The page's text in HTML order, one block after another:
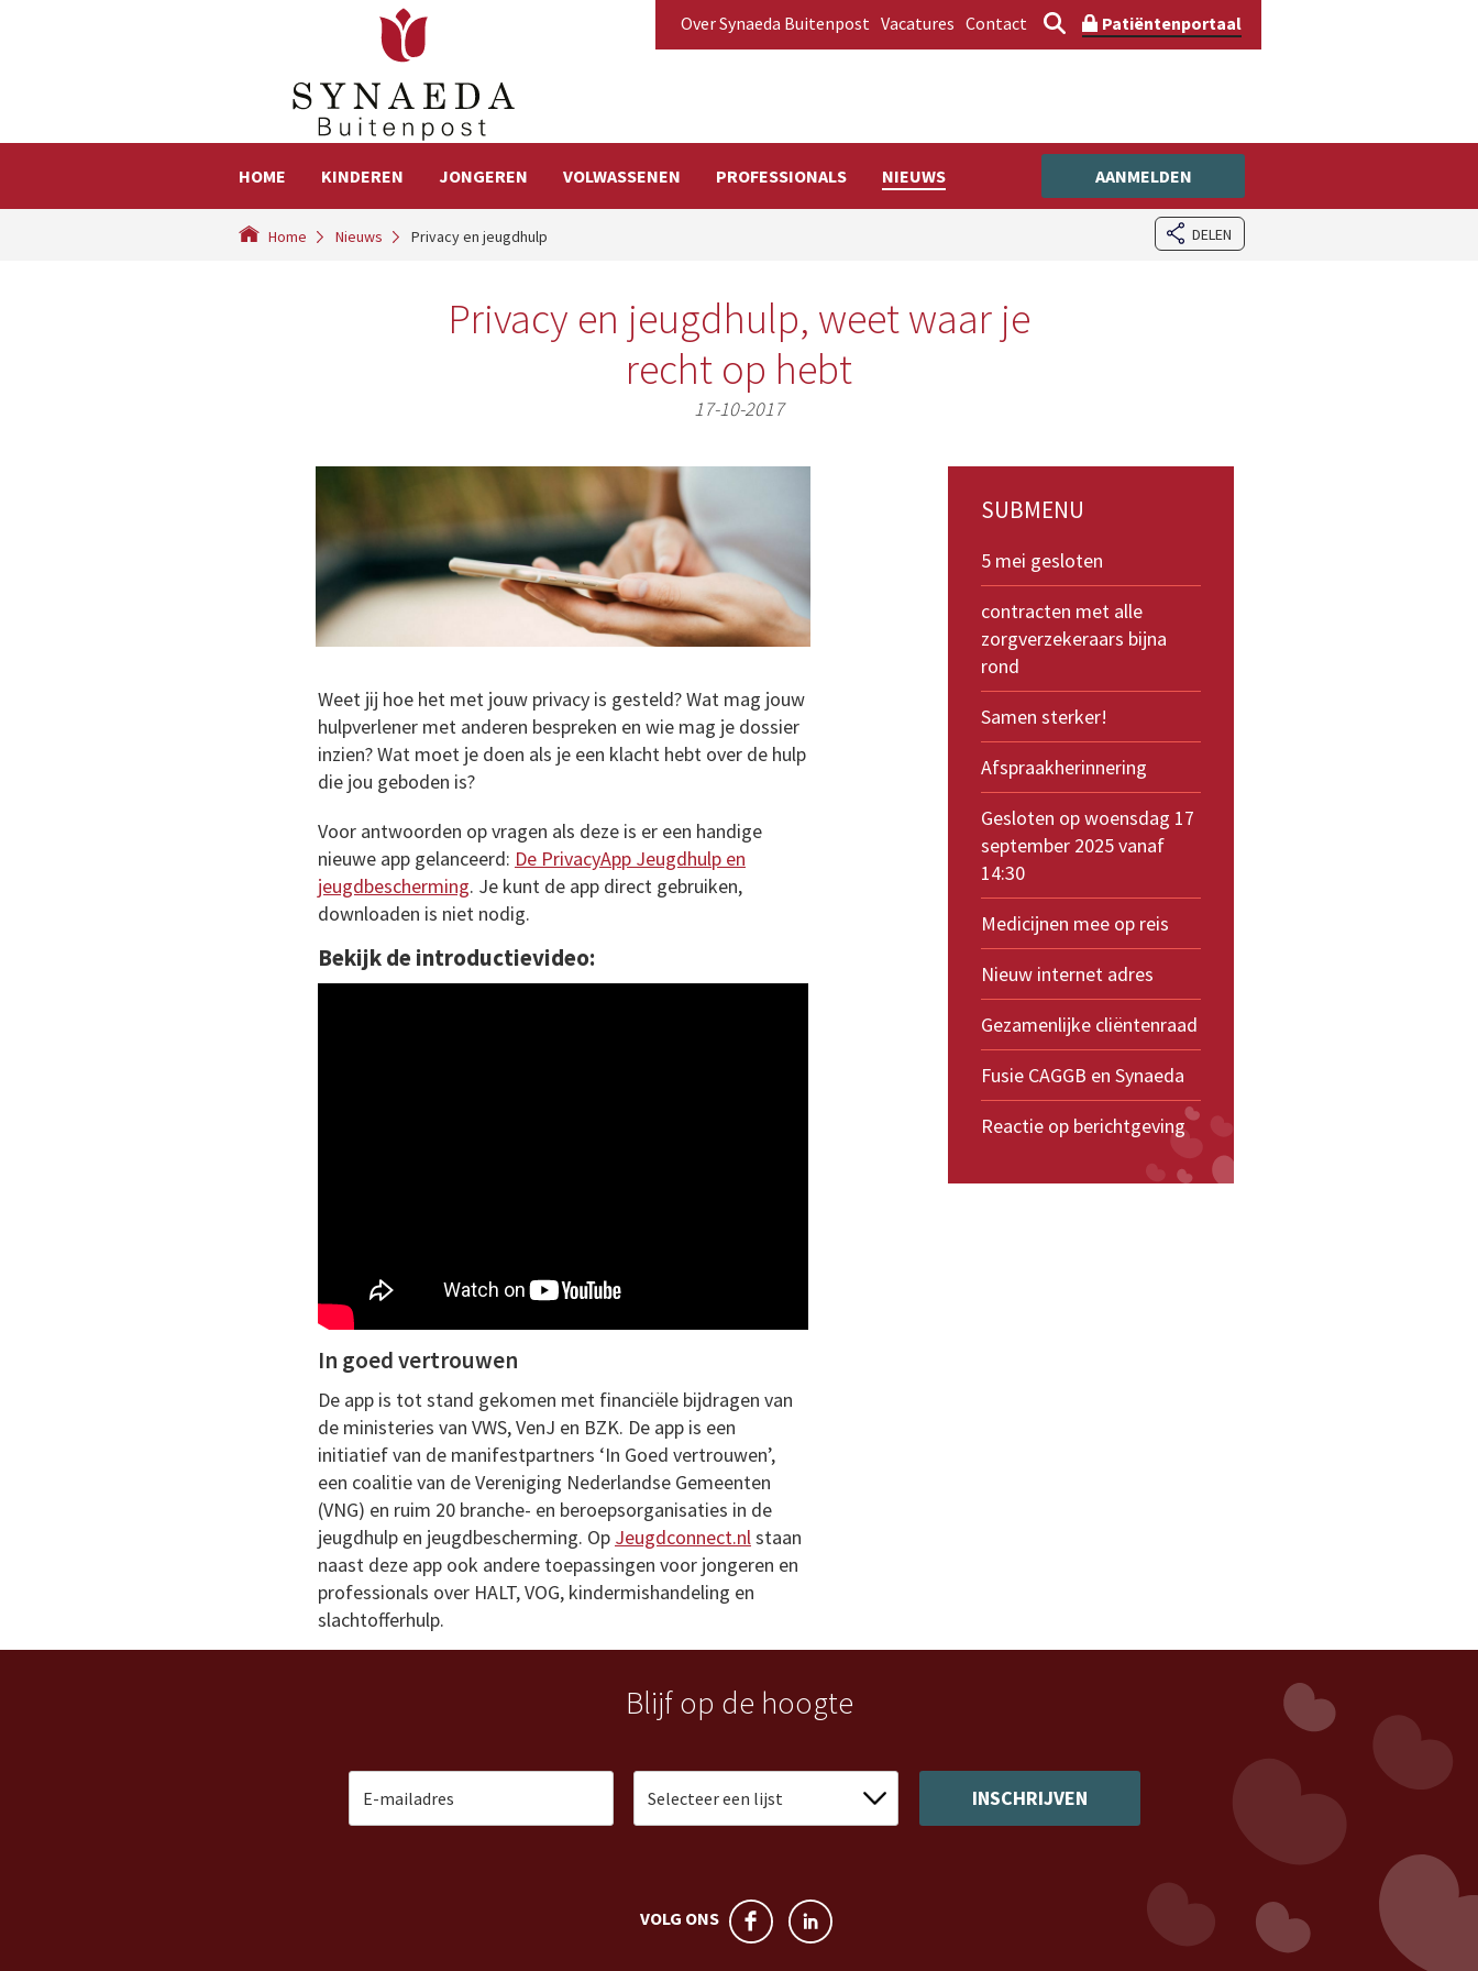
Over Synaeda Buitenpost Vacatures Contact Patiëntenportaal
HOME KINDEREN JONGEREN VOLWASSENEN PROFESSIONALS NIEUWS AANMELDEN
Home Nieuws Privacy en jeugdhulp DELEN
Privacy en jeugdhulp, weet waar je
recht op hebt
17-10-2017
Weet jij hoe het met jouw privacy is gesteld? Wat mag jouw
hulpverlener met anderen bespreken en wie mag je dossier
inzien? Wat moet je doen als je een klacht hebt over de hulp
die jou geboden is?
Voor antwoorden op vragen als deze is er een handige
nieuwe app gelanceerd: De PrivacyApp Jeugdhulp en
jeugdbescherming. Je kunt de app direct gebruiken,
downloaden is niet nodig.
Bekijk de introductievideo:
In goed vertrouwen
De app is tot stand gekomen met financiële bijdragen van
de ministeries van VWS, VenJ en BZK. De app is een
initiatief van de manifestpartners ‘In Goed vertrouwen’,
een coalitie van de Vereniging Nederlandse Gemeenten
(VNG) en ruim 20 branche- en beroepsorganisaties in de
jeugdhulp en jeugdbescherming. Op Jeugdconnect.nlstaan
naast deze app ook andere toepassingen voor jongeren en
professionals over HALT, VOG, kindermishandeling en
slachtofferhulp.
SUBMENU
5 mei gesloten
contracten met alle
zorgverzekeraars bijna
rond
Samen sterker!
Afspraakherinnering
Gesloten op woensdag 17
september 2025 vanaf
14:30
Medicijnen mee op reis
Nieuw internet adres
Gezamenlijke cliëntenraad
Fusie CAGGB en Synaeda
Reactie op berichtgeving
Blijf op de hoogte
VOLG ONS